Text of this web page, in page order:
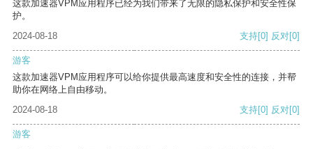
这款加速器VPM应用程序已经为我们带来了无限的隐私保护和安全性保
护。
2024-08-18
支持[0] 反对[0]
游客
这款加速器VPM应用程序可以给你提供最高速度和安全性的连接，并帮
助你在网络上自由移动。
2024-08-18
支持[0] 反对[0]
游客